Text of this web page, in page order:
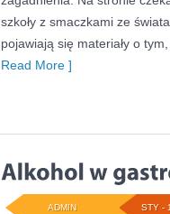
szkoły z smaczkami ze
pojawiają się materiały o
Read More ]
STY -
ADMIN